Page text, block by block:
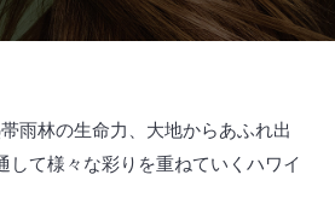
雨林の生命力、大地からあふれ出
して様々な彩りを重ねていくハワイ